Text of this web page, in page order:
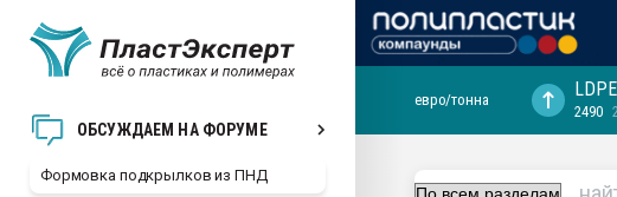
ОБСУЖДАЕМ НА ФОРУМЕ
Формовка подкрылков из ПНД
евро/тонна LDPE
2490